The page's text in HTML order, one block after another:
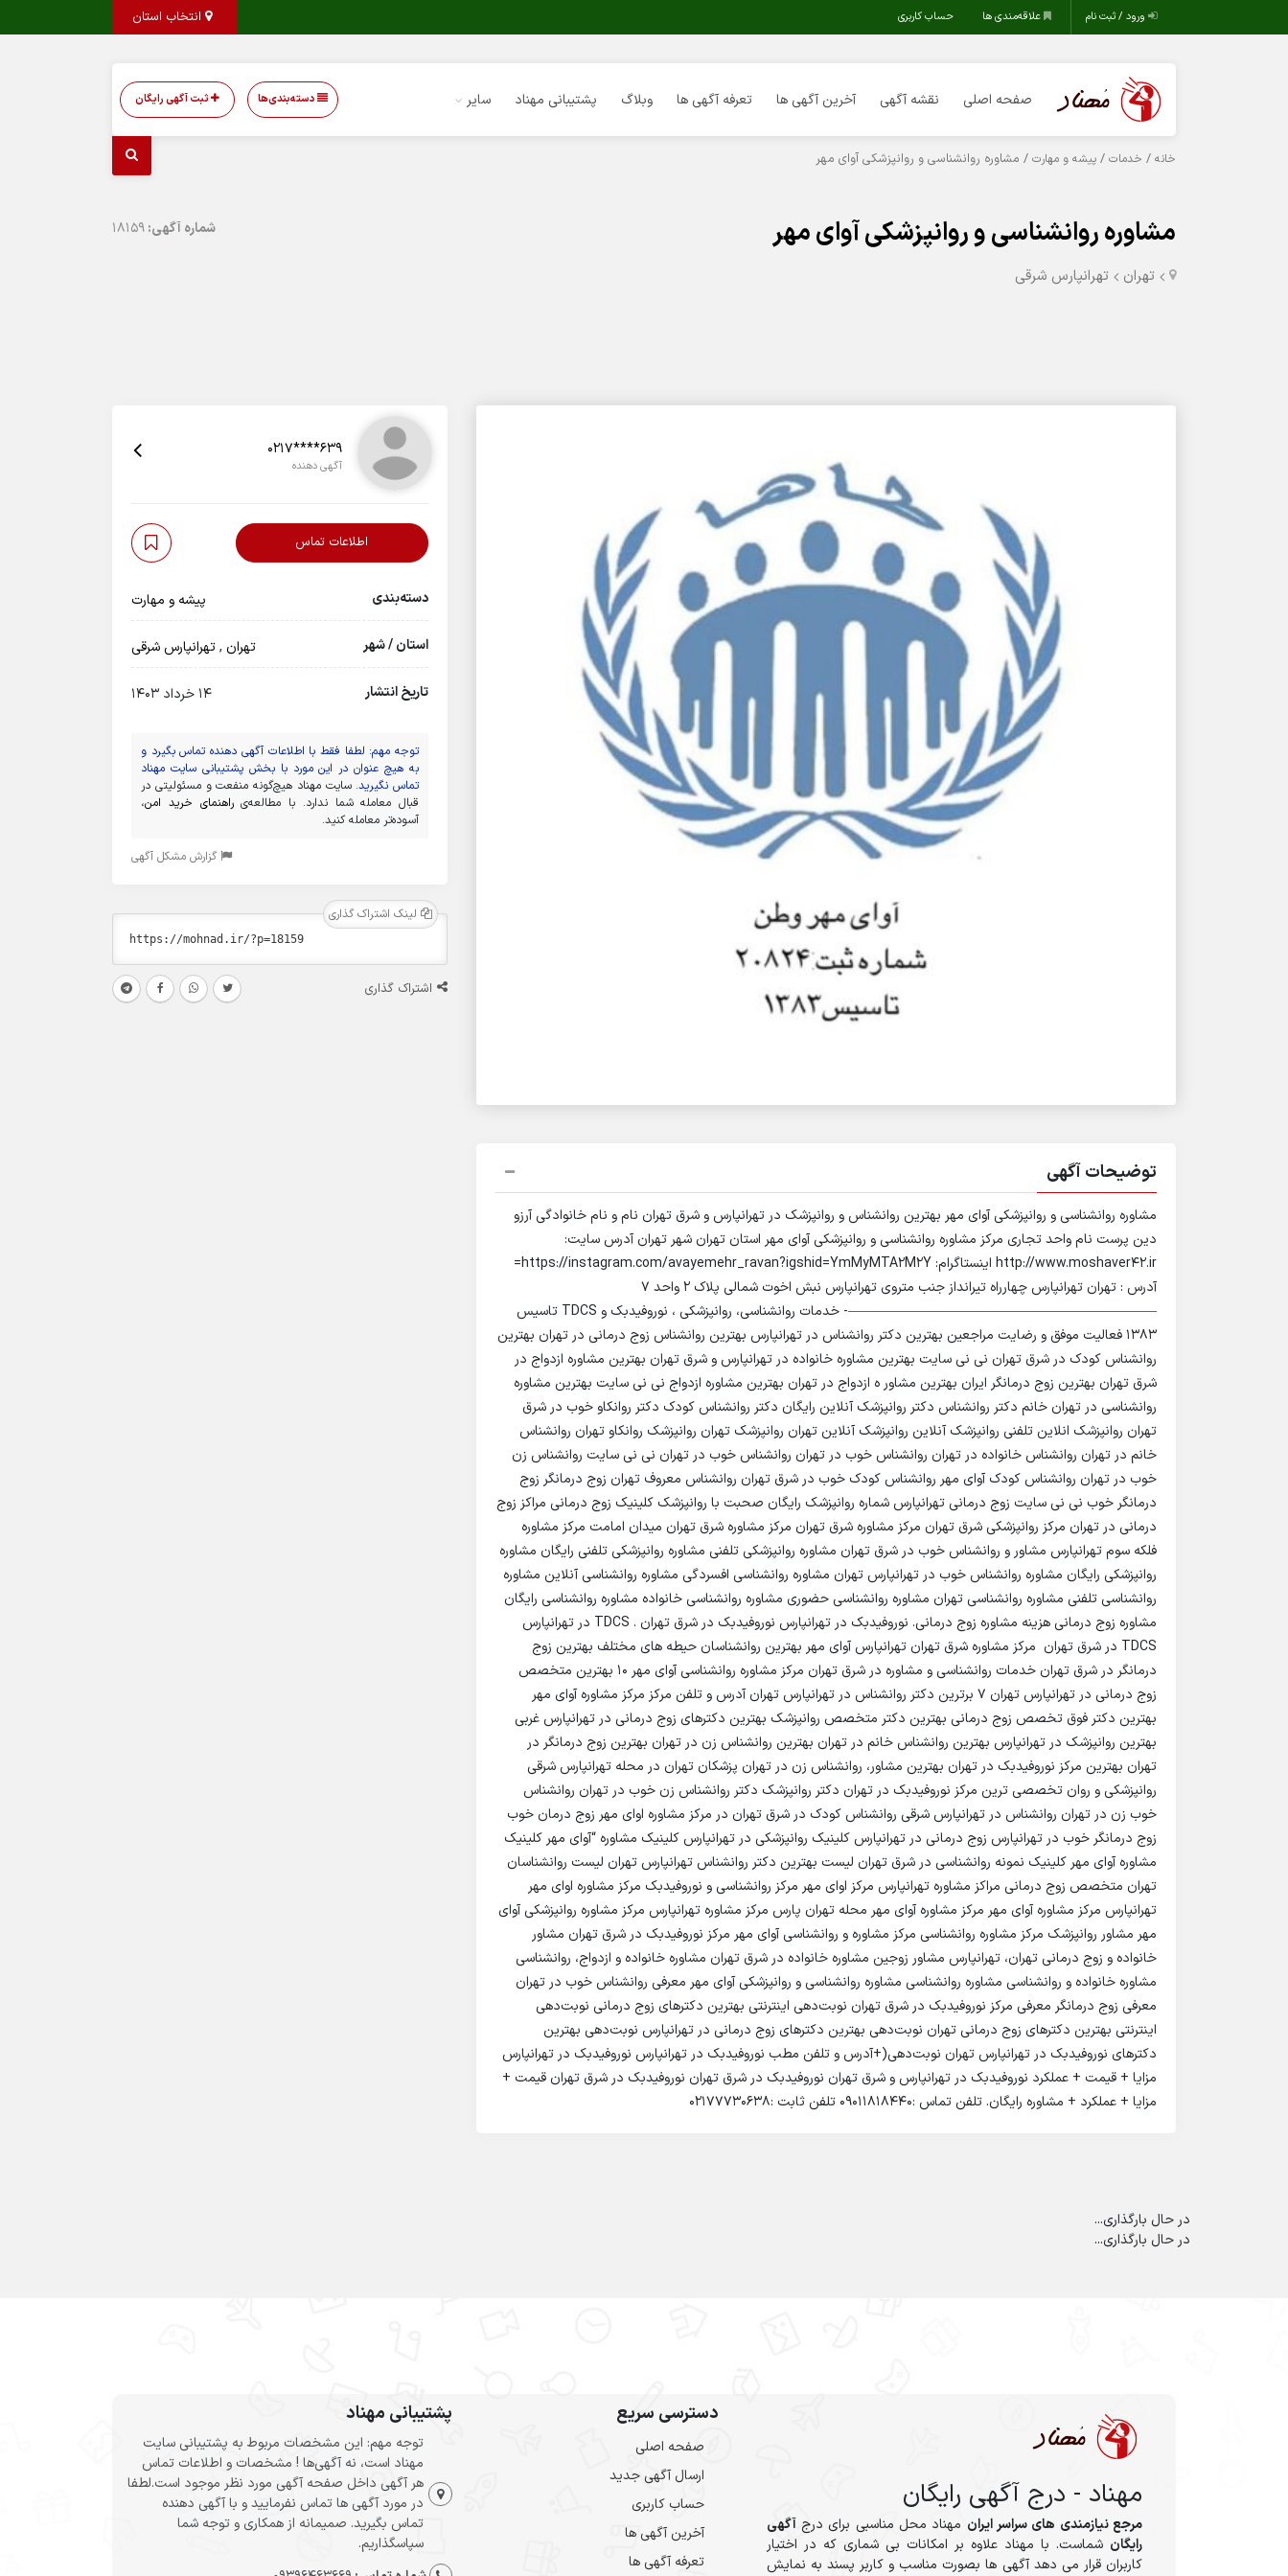
ورود / ثبت نام علاقه‌مندی ها حساب کاربری
صفحه اصلی نقشه آگهی آخرین آگهی ها تعرفه آگهی ها وبلاگ پشتیبانی مهناد سایر دسته‌بندی‌ها ثبت آگهی رایگان
خانه / خدمات / پیشه و مهارت / مشاوره روانشناسی و روانپزشکی آوای مهر
مشاوره روانشناسی و روانپزشکی آوای مهر
تهران تهرانپارس شرقی
شماره آگهی:18159
توضیحات آگهی
مشاوره روانشناسی و روانپزشکی آوای مهر بهترین روانشناس و روانپزشک در تهرانپارس و شرق تهران نام و نام خانوادگی آرزو
دین پرست نام واحد تجاری مرکز مشاوره روانشناسی و روانپزشکی آوای مهر استان تهران شهر تهران آدرس سایت:
http://www.moshaver42.ir اینستاگرام: https://instagram.com/avayemehr_ravan?igshid=YmMyMTA2M2Y=
آدرس : تهران تهرانپارس چهارراه تیرانداز جنب متروی تهرانپارس نبش اخوت شمالی پلاک ۲ واحد ۷
———————————————————————- خدمات روانشناسی، روانپزشکی ، نوروفیدبک و TDCS تاسیس
۱۳۸۳ فعالیت موفق و رضایت مراجعین بهترین دکتر روانشناس در تهرانپارس بهترین روانشناس زوج درمانی در تهران بهترین
روانشناس کودک در شرق تهران نی نی سایت بهترین مشاوره خانواده در تهرانپارس و شرق تهران بهترین مشاوره ازدواج در
شرق تهران بهترین زوج درمانگر ایران بهترین مشاور ه ازدواج در تهران بهترین مشاوره ازدواج نی نی سایت بهترین مشاوره
روانشناسی در تهران خانم دکتر روانشناس دکتر روانپزشک آنلاین رایگان دکتر روانشناس کودک دکتر روانکاو خوب در شرق
تهران روانپزشک انلاین تلفنی روانپزشک آنلاین روانپزشک آنلاین تهران روانپزشک تهران روانپزشک روانکاو تهران روانشناس
خانم در تهران روانشناس خانواده در تهران روانشناس خوب در تهران روانشناس خوب در تهران نی نی سایت روانشناس زن
خوب در تهران روانشناس کودک آوای مهر روانشناس کودک خوب در شرق تهران روانشناس معروف تهران زوج درمانگر زوج
درمانگر خوب نی نی سایت زوج درمانی تهرانپارس شماره روانپزشک رایگان صحبت با روانپزشک کلینیک زوج درمانی مراکز زوج
درمانی در تهران مرکز روانپزشکی شرق تهران مرکز مشاوره شرق تهران مرکز مشاوره شرق تهران میدان امامت مرکز مشاوره
فلکه سوم تهرانپارس مشاور و روانشناس خوب در شرق تهران مشاوره روانپزشکی تلفنی مشاوره روانپزشکی تلفنی رایگان مشاوره
روانپزشکی رایگان مشاوره روانشناس خوب در تهرانپارس تهران مشاوره روانشناسی افسردگی مشاوره روانشناسی آنلاین مشاوره
روانشناسی تلفنی مشاوره روانشناسی تهران مشاوره روانشناسی حضوری مشاوره روانشناسی خانواده مشاوره روانشناسی رایگان
مشاوره زوج درمانی هزینه مشاوره زوج درمانی. نوروفیدبک در تهرانپارس نوروفیدبک در شرق تهران . TDCS در تهرانپارس
TDCS در شرق تهران ️ مرکز مشاوره شرق تهران تهرانپارس آوای مهر بهترین روانشناسان حیطه های مختلف بهترین زوج
درمانگر در شرق تهران خدمات روانشناسی و مشاوره در شرق تهران مرکز مشاوره روانشناسی آوای مهر 10 بهترین متخصص
زوج درمانی در تهرانپارس تهران 7 برترین دکتر روانشناس در تهرانپارس تهران آدرس و تلفن مرکز مرکز مشاوره آوای مهر
بهترین دکتر فوق تخصص زوج درمانی بهترین دکتر متخصص روانپزشک بهترین دکترهای زوج درمانی در تهرانپارس غربی
بهترین روانپزشک در تهرانپارس بهترین روانشناس خانم در تهران بهترین روانشناس زن در تهران بهترین زوج درمانگر در
تهران بهترین مرکز نوروفیدبک در تهران بهترین مشاور، روانشناس زن در تهران پزشکان تهران در محله تهرانپارس شرقی
روانپزشکی و روان تخصصی ترین مرکز نوروفیدبک در تهران دکتر روانپزشک دکتر روانشناس زن خوب در تهران روانشناس
خوب زن در تهران روانشناس در تهرانپارس شرقی روانشناس کودک در شرق تهران در مرکز مشاوره اوای مهر زوج درمان خوب
زوج درمانگر خوب در تهرانپارس زوج درمانی در تهرانپارس کلینیک روانپزشکی در تهرانپارس کلینیک مشاوره “آوای مهر کلینیک
مشاوره آوای مهر کلینیک نمونه روانشناسی در شرق تهران لیست بهترین دکتر روانشناس تهرانپارس تهران لیست روانشناسان
تهران متخصص زوج درمانی مراکز مشاوره تهرانپارس مرکز اوای مهر مرکز روانشناسی و نوروفیدبک مرکز مشاوره اوای مهر
تهرانپارس مرکز مشاوره آوای مهر مرکز مشاوره آوای مهر محله تهران پارس مرکز مشاوره تهرانپارس مرکز مشاوره روانپزشکی آوای
مهر مشاور روانپزشک مرکز مشاوره روانشناسی مرکز مشاوره و روانشناسی آوای مهر مرکز نوروفیدبک در شرق تهران مشاور
خانواده و زوج درمانی تهران، تهرانپارس مشاور زوجین مشاوره خانواده در شرق تهران مشاوره خانواده و ازدواج، روانشناسی
مشاوره خانواده و روانشناسی مشاوره روانشناسی مشاوره روانشناسی و روانپزشکی آوای مهر معرفی روانشناس خوب در تهران
معرفی زوج درمانگر معرفی مرکز نوروفیدبک در شرق تهران نوبت‌دهی اینترنتی بهترین دکترهای زوج درمانی نوبت‌دهی
اینترنتی بهترین دکترهای زوج درمانی تهران نوبت‌دهی بهترین دکترهای زوج درمانی در تهرانپارس نوبت‌دهی بهترین
دکترهای نوروفیدبک در تهرانپارس تهران نوبت‌دهی(+آدرس و تلفن مطب نوروفیدبک در تهرانپارس نوروفیدبک در تهرانپارس
مزایا + قیمت + عملکرد نوروفیدبک در تهرانپارس و شرق تهران نوروفیدبک در شرق تهران نوروفیدبک در شرق تهران قیمت +
مزایا + عملکرد + مشاوره رایگان. تلفن تماس :09011818440 تلفن ثابت :02177730638
0217****639
آگهی دهنده
اطلاعات تماس
دسته‌بندی پیشه و مهارت
استان / شهر تهران ,تهرانپارس شرقی
تاریخ انتشار 14 خرداد 1403
توجه مهم: لطفا فقط با اطلاعات آگهی دهنده تماس بگیرد و
به هیچ عنوان در این مورد با بخش پشتیبانی سایت مهناد
تماس نگیرید. سایت مهناد هیچ‌گونه منفعت و مسئولیتی در
قبال معامله شما ندارد. با مطالعه‌یراهنمای خرید امن،
آسوده‌تر معامله کنید.
گزارش مشکل آگهی
لینک اشتراک گذاری
اشتراک گذاری
در حال بارگذاری...
در حال بارگذاری...
مهناد - درج آگهی رایگان
مرجع نیازمندی های سراسر ایران مهناد محل مناسبی برای درجآگهی
رایگان شماست. با مهناد علاوه بر امکانات بی شماری که در اختیار
کاربران قرار می دهد آگهی ها بصورت مناسب و کاربر پسند به نمایش
دسترسی سریع
صفحه اصلی
ارسال‌ آگهی جدید
حساب کاربری
آخرین آگهی ها
تعرفه آگهی ها
پشتیبانی مهناد
توجه مهم: این مشخصات مربوط به پشتیبانی سایت
مهناد است، نه آگهی‌ها ! مشخصات و اطلاعات تماس
هر آگهی داخل صفحه آگهی مورد نظر موجود است.لطفا
در مورد آگهی ها تماس نفرمایید و با آگهی دهنده
تماس بگیرید. صمیمانه از همکاری و توجه شما
سپاسگذاریم.